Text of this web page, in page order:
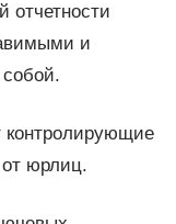
отчетности
и
контролирующие
от юрлиц.